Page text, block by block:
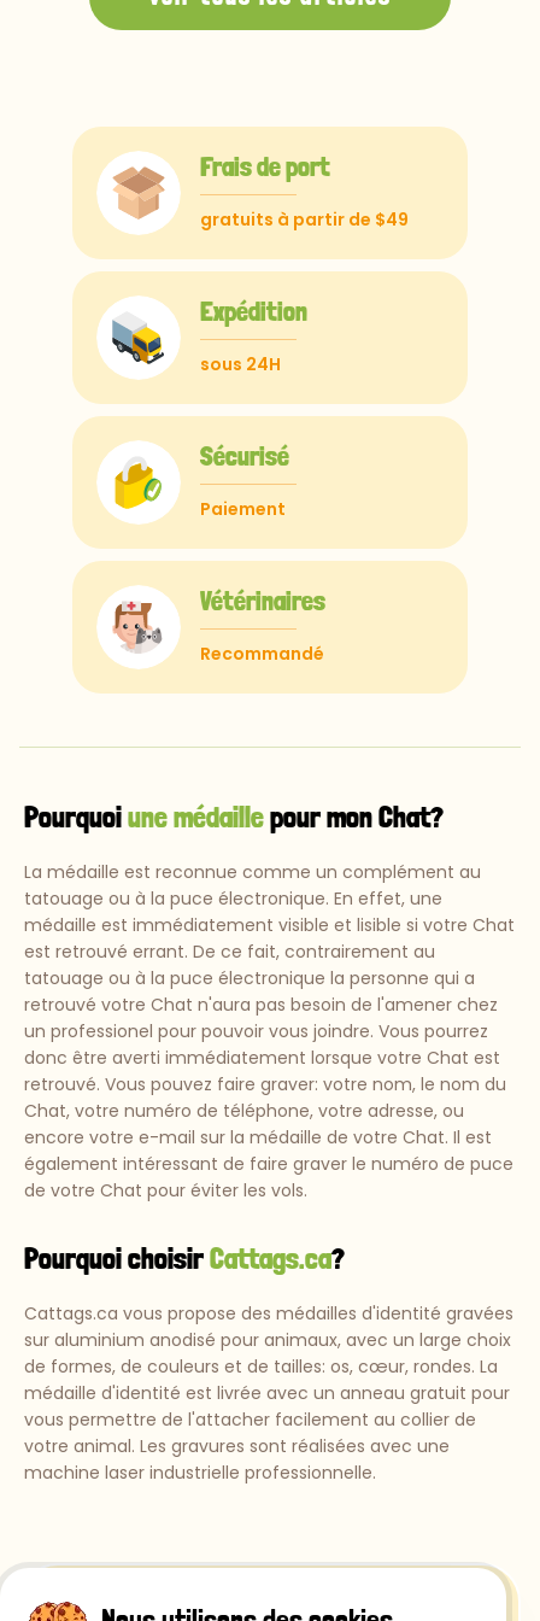
Frais de port
gratuits à partir de $49
Expédition
sous 24H
Sécurisé
Paiement
Vétérinaires
Recommandé
Pourquoiune médaillepour mon Chat?
La médaille est reconnue comme un complément au
tatouage ou à la puce électronique. En effet, une
médaille est immédiatement visible et lisible si votre Chat
est retrouvé errant. De ce fait, contrairement au
tatouage ou à la puce électronique la personne qui a
retrouvé votre Chat n'aura pas besoin de l'amener chez
un professionel pour pouvoir vous joindre. Vous pourrez
donc être averti immédiatement lorsque votre Chat est
retrouvé. Vous pouvez faire graver: votre nom, le nom du
Chat, votre numéro de téléphone, votre adresse, ou
encore votre e-mail sur la médaille de votre Chat. Il est
également intéressant de faire graver le numéro de puce
de votre Chat pour éviter les vols.
Pourquoi choisirCattags.ca?
Cattags.ca vous propose des médailles d'identité gravées
sur aluminium anodisé pour animaux, avec un large choix
de formes, de couleurs et de tailles: os, cœur, rondes. La
médaille d'identité est livrée avec un anneau gratuit pour
vous permettre de l'attacher facilement au collier de
votre animal. Les gravures sont réalisées avec une
machine laser industrielle professionnelle.